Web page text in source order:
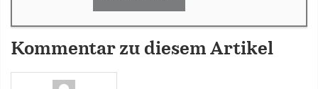
Kommentar zu diesem Artikel